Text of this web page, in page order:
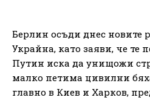
Берлин осъди днес новите
Украйна, като заяви, че те
Путин иска да унищожи
малко петима цивилни
главно в Киев и Харков,